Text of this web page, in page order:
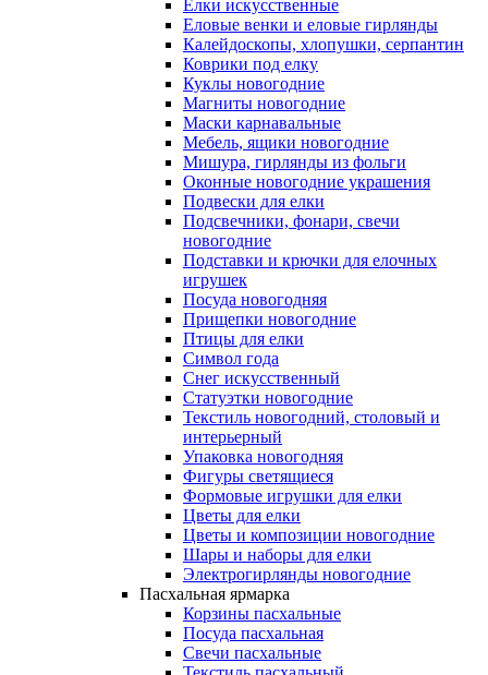
Елки искусственные
Еловые венки и еловые гирлянды
Калейдоскопы, хлопушки, серпантин
Коврики под елку
Куклы новогодние
Магниты новогодние
Маски карнавальные
Мебель, ящики новогодние
Мишура, гирлянды из фольги
Оконные новогодние украшения
Подвески для елки
Подсвечники, фонари, свечи
новогодние
Подставки и крючки для елочных
игрушек
Посуда новогодняя
Прищепки новогодние
Птицы для елки
Символ года
Снег искусственный
Статуэтки новогодние
Текстиль новогодний, столовый и
интерьерный
Упаковка новогодняя
Фигуры светящиеся
Формовые игрушки для елки
Цветы для елки
Цветы и композиции новогодние
Шары и наборы для елки
Электрогирлянды новогодние
Пасхальная ярмарка
Корзины пасхальные
Посуда пасхальная
Свечи пасхальные